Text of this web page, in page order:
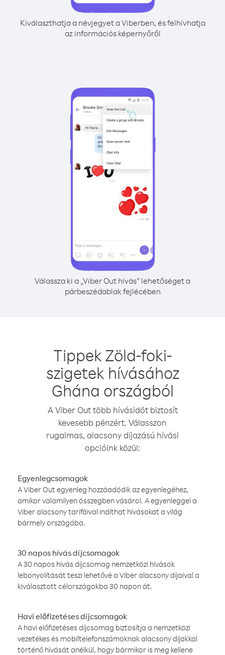
Kiválaszthatja a névjegyet a Viberben, és felhívhatja
az információs képernyőről
Válassza ki a „Viber Out hívás” lehetőséget a
párbeszédablak fejlécében
Tippek Zöld-foki-
szigetek hívásához
Ghána országból
A Viber Out több hívásidőt biztosít
kevesebb pénzért. Válasszon
rugalmas, alacsony díjazású hívási
opcióink közül:
Egyenlegcsomagok
A Viber Out egyenleg hozzáadódik az egyenlegéhez,
amikor valamilyen összegben vásárol. A egyenleggel a
Viber alacsony tarifáival indíthat hívásokat a világ
bármely országába.
30 napos hívás díjcsomagok
A 30 napos hívás díjcsomag nemzetközi hívások
lebonyolítását teszi lehetővé a Viber alacsony díjaival a
kiválasztott célországokba 30 napon át.
Havi előfizetéses díjcsomagok
A havi előfizetéses díjcsomag biztosítja a nemzetközi
vezetékes és mobiltelefonszámoknak alacsony díjakkal
történő hívását anélkül, hogy bármikor is meg kellene